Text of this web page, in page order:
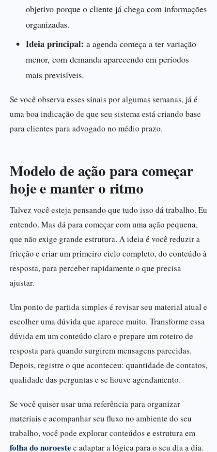
objetivo porque o cliente já chega com informações
organizadas.
Ideia principal: a agenda começa a ter variação
menor, com demanda aparecendo em períodos
mais previsíveis.
Se você observa esses sinais por algumas semanas, já é
uma boa indicação de que seu sistema está criando base
para clientes para advogado no médio prazo.
Modelo de ação para começar
hoje e manter o ritmo
Talvez você esteja pensando que tudo isso dá trabalho. Eu
entendo. Mas dá para começar com uma ação pequena,
que não exige grande estrutura. A ideia é você reduzir a
fricção e criar um primeiro ciclo completo, do conteúdo à
resposta, para perceber rapidamente o que precisa
ajustar.
Um ponto de partida simples é revisar seu material atual e
escolher uma dúvida que aparece muito. Transforme essa
dúvida em um conteúdo claro e prepare um roteiro de
resposta para quando surgirem mensagens parecidas.
Depois, registre o que aconteceu: quantidade de contatos,
qualidade das perguntas e se houve agendamento.
Se você quiser usar uma referência para organizar
materiais e acompanhar seu fluxo no ambiente do seu
trabalho, você pode explorar conteúdos e estrutura em
folha do noroeste e adaptar a lógica para o seu dia a dia.